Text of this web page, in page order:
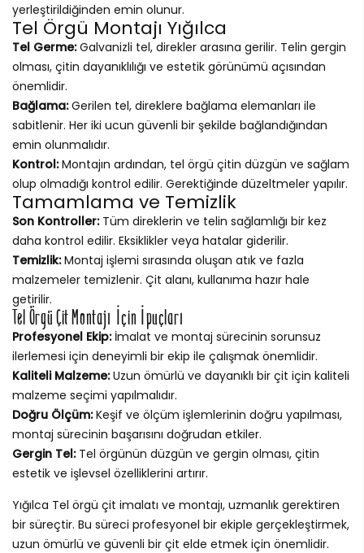
yerleştirildiğinden emin olunur.
Tel Örgü Montajı Yığılca
Tel Germe:Galvanizli tel, direkler arasına gerilir. Telin gergin
olması, çitin dayanıklılığı ve estetik görünümü açısından
önemlidir.
Bağlama:Gerilen tel, direklere bağlama elemanları ile
sabitlenir. Her iki ucun güvenli bir şekilde bağlandığından
emin olunmalıdır.
Kontrol:Montajın ardından, tel örgü çitin düzgün ve sağlam
olup olmadığı kontrol edilir. Gerektiğinde düzeltmeler yapılır.
Tamamlama ve Temizlik
Son Kontroller:Tüm direklerin ve telin sağlamlığı bir kez
daha kontrol edilir. Eksiklikler veya hatalar giderilir.
Temizlik:Montaj işlemi sırasında oluşan atık ve fazla
malzemeler temizlenir. Çit alanı, kullanıma hazır hale
getirilir.
Tel Örgü Çit Montajı İçin İpuçları
Profesyonel Ekip:İmalat ve montaj sürecinin sorunsuz
ilerlemesi için deneyimli bir ekip ile çalışmak önemlidir.
Kaliteli Malzeme:Uzun ömürlü ve dayanıklı bir çit için kaliteli
malzeme seçimi yapılmalıdır.
Doğru Ölçüm:Keşif ve ölçüm işlemlerinin doğru yapılması,
montaj sürecinin başarısını doğrudan etkiler.
Gergin Tel:Tel örgünün düzgün ve gergin olması, çitin
estetik ve işlevsel özelliklerini artırır.
Yığılca Tel örgü çit imalatı ve montajı, uzmanlık gerektiren
bir süreçtir. Bu süreci profesyonel bir ekiple gerçekleştirmek,
uzun ömürlü ve güvenli bir çit elde etmek için önemlidir.